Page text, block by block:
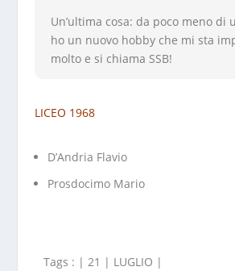
Un’ultima cosa: da poco meno di
ho un nuovo hobby che mi sta
molto e si chiama SSB!
LICEO 1968
D’Andria Flavio
Prosdocimo Mario
Tags : |21 | LUGLIO |